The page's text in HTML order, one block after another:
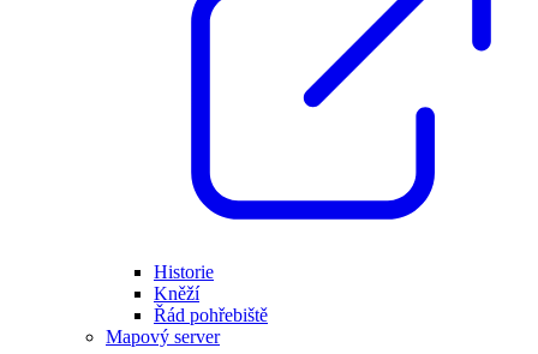
Historie
Kněží
Řád pohřebiště
Mapový server